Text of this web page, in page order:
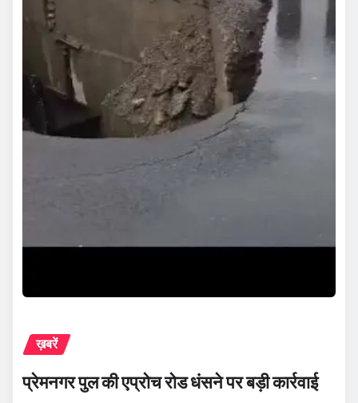
ख़बरें
प्रेमनगर पुल की एप्रोच रोड धंसने पर बड़ी कार्रवाई